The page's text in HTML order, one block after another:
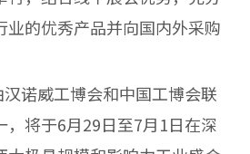
业的优秀产品并向国内外采购
诺威工博会和中国工博会联
，将于6月29日至7月1日在深